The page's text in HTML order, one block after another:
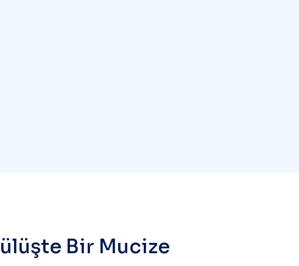
Bir Mucize